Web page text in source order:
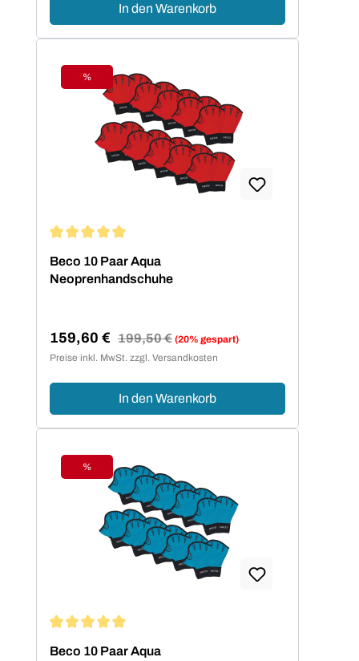
In den Warenkorb
Rabatt
%
Beco 10 Paar Aqua
Neoprenhandschuhe
Verkaufspreis:
159,60 € Regulärer Preis:
199,50 € (20% gespart)
Preise inkl. MwSt. zzgl. Versandkosten
In den Warenkorb
Rabatt
%
Beco 10 Paar Aqua